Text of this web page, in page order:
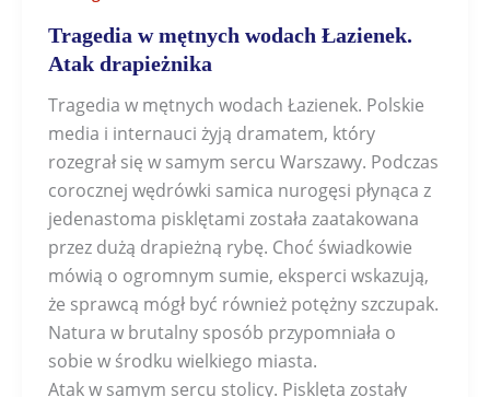
Tragedia w mętnych wodach Łazienek.
Atak drapieżnika
Tragedia w mętnych wodach Łazienek. Polskie
media i internauci żyją dramatem, który
rozegrał się w samym sercu Warszawy. Podczas
corocznej wędrówki samica nurogęsi płynąca z
jedenastoma pisklętami została zaatakowana
przez dużą drapieżną rybę. Choć świadkowie
mówią o ogromnym sumie, eksperci wskazują,
że sprawcą mógł być również potężny szczupak.
Natura w brutalny sposób przypomniała o
sobie w środku wielkiego miasta.
Atak w samym sercu stolicy. Pisklęta zostały